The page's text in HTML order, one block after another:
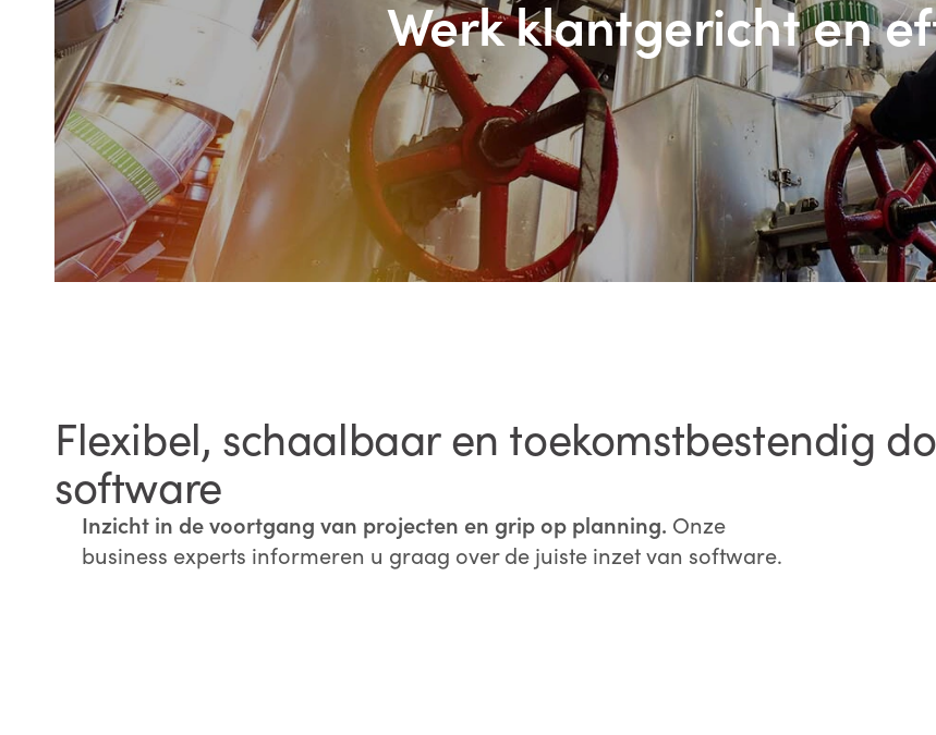
Werk klantgericht en
Flexibel, schaalbaar en toekomstbestendig​
software
Inzicht in de voortgang van projecten en grip op planning. Onze
business experts informeren u graag over de juiste inzet van software.